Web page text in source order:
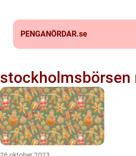
PENGANÖRDAR.se
stockholmsbörsen